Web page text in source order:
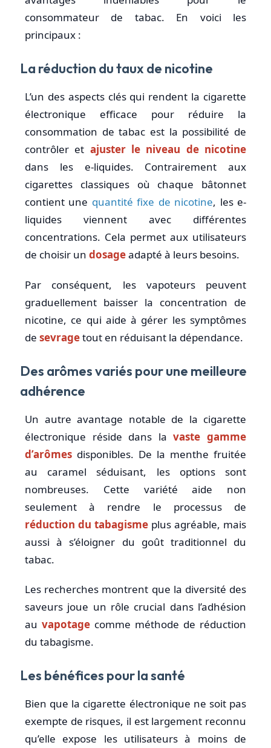
consommateur de tabac. En voici les
principaux :
La réduction du taux de nicotine
L’un des aspects clés qui rendent la cigarette
électronique efficace pour réduire la
consommation de tabac est la possibilité de
contrôler et ajuster le niveau de nicotine
dans les e-liquides. Contrairement aux
cigarettes classiques où chaque bâtonnet
contient une quantité fixe de nicotine, les e-
liquides viennent avec différentes
concentrations. Cela permet aux utilisateurs
de choisir un dosageadapté à leurs besoins.
Par conséquent, les vapoteurs peuvent
graduellement baisser la concentration de
nicotine, ce qui aide à gérer les symptômes
de sevragetout en réduisant la dépendance.
Des arômes variés pour une meilleure
adhérence
Un autre avantage notable de la cigarette
électronique réside dans lavaste gamme
d’arômes disponibles. De la menthe fruitée
au caramel séduisant, les options sont
nombreuses. Cette variété aide non
seulement à rendre le processus de
réduction du tabagisme plus agréable, mais
aussi à s’éloigner du goût traditionnel du
tabac.
Les recherches montrent que la diversité des
saveurs joue un rôle crucial dans l’adhésion
au vapotage comme méthode de réduction
du tabagisme.
Les bénéfices pour la santé
Bien que la cigarette électronique ne soit pas
exempte de risques, il est largement reconnu
qu’elle expose les utilisateurs à moins de